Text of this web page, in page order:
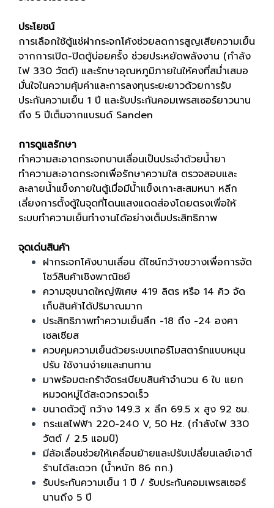
ประโยชน์
การเลือกใช้ตู้แช่ฝากระจกโค้งช่วยลดการสูญเสียความเย็น
จากการเปิด-ปิดตู้บ่อยครั้ง ช่วยประหยัดพลังงาน (กำลัง
ไฟ 330 วัตต์) และรักษาอุณหภูมิภายในให้คงที่สม่ำเสมอ
มั่นใจในความคุ้มค่าและการลงทุนระยะยาวด้วยการรับ
ประกันความเย็น 1 ปี และรับประกันคอมเพรสเซอร์ยาวนาน
ถึง 5 ปีเต็มจากแบรนด์ Sanden
การดูแลรักษา
ทำความสะอาดกระจกบานเลื่อนเป็นประจำด้วยน้ำยา
ทำความสะอาดกระจกเพื่อรักษาความใส ตรวจสอบและ
ละลายน้ำแข็งภายในตู้เมื่อมีน้ำแข็งเกาะสะสมหนา หลีก
เลี่ยงการตั้งตู้ในจุดที่โดนแสงแดดส่องโดยตรงเพื่อให้
ระบบทำความเย็นทำงานได้อย่างเต็มประสิทธิภาพ
จุดเด่นสินค้า
ฝากระจกโค้งบานเลื่อน ดีไซน์กว้างขวางเพื่อการจัด
โชว์สินค้าเชิงพาณิชย์
ความจุขนาดใหญ่พิเศษ 419 ลิตร หรือ 14 คิว จัด
เก็บสินค้าได้ปริมาณมาก
ประสิทธิภาพทำความเย็นลึก -18 ถึง -24 องศา
เซลเซียส
ควบคุมความเย็นด้วยระบบเทอร์โมสตาร์ทแบบหมุน
ปรับ ใช้งานง่ายและทนทาน
มาพร้อมตะกร้าจัดระเบียบสินค้าจำนวน 6 ใบ แยก
หมวดหมู่ได้สะดวกรวดเร็ว
ขนาดตัวตู้ กว้าง 149.3 x ลึก 69.5 x สูง 92 ซม.
กระแสไฟฟ้า 220-240 V, 50 Hz. (กำลังไฟ 330
วัตต์ / 2.5 แอมป์)
มีล้อเลื่อนช่วยให้เคลื่อนย้ายและปรับเปลี่ยนเลย์เอาต์
ร้านได้สะดวก (น้ำหนัก 86 กก.)
รับประกันความเย็น 1 ปี / รับประกันคอมเพรสเซอร์
นานถึง 5 ปี